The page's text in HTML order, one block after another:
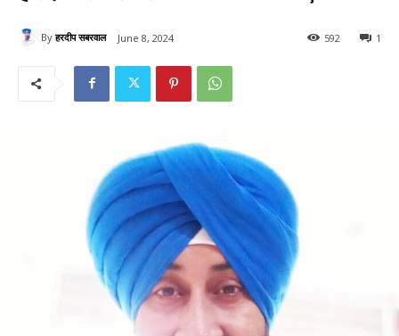
By हरदीप सबरवाल June 8, 2024 1
592